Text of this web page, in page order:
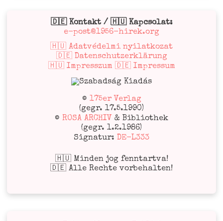
🇩🇪 Kontakt / 🇭🇺 Kapcsolat:
e-post@1956-hirek.org
🇭🇺 Adatvédelmi nyilatkozat
🇩🇪 Datenschutzerklärung
🇭🇺 Impresszum 🇩🇪 Impressum
© 175er Verlag
(gegr. 17.5.1990)
© ROSA ARCHIV & Bibliothek
(gegr. 1.2.1986)
Signatur: DE-L333
🇭🇺 Minden jog fenntartva!
🇩🇪 Alle Rechte vorbehalten!